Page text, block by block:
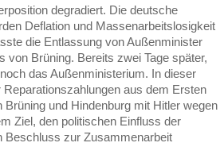
degradiert. Die deutsche
Deflation und Massenarbeitslosigkeit
die Entlassung von Außenminister
Brüning. Bereits zwei Tage später,
das Außenministerium. In dieser
aus dem Ersten
und Hindenburg mit Hitler wegen
Ziel, den politischen Einfluss der
Beschluss zur Zusammenarbeit